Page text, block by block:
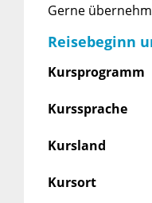
Gerne
Reisebeginn
Kursprogramm
Kurssprache
Kursland
Kursort